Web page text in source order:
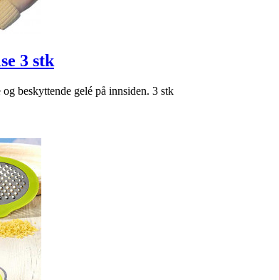
3 stk
beskyttende gelé på innsiden. 3 stk